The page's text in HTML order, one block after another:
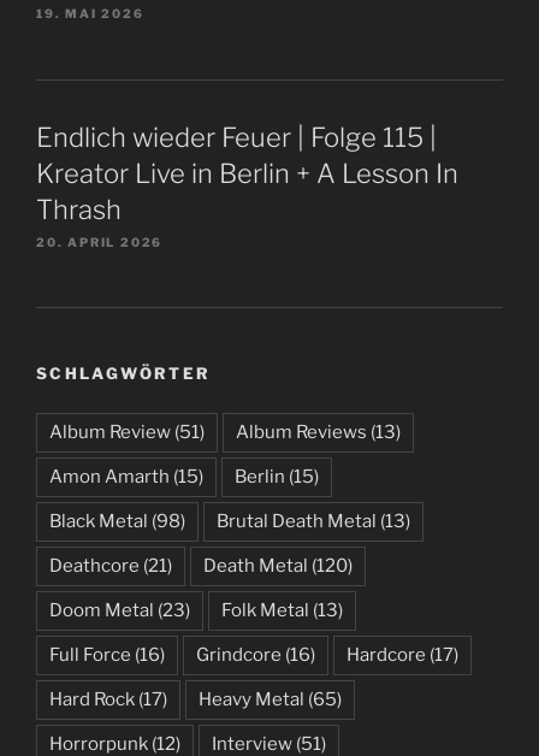
19. MAI 2026
Endlich wieder Feuer | Folge 115 |
Kreator Live in Berlin + A Lesson In
Thrash
20. APRIL 2026
SCHLAGWÖRTER
Album Review (51) Album Reviews (13)
Amon Amarth (15) Berlin (15)
Black Metal (98) Brutal Death Metal (13)
Deathcore (21) Death Metal (120)
Doom Metal (23) Folk Metal (13)
Full Force (16) Grindcore (16) Hardcore (17)
Hard Rock (17) Heavy Metal (65)
Horrorpunk (12) Interview (51)